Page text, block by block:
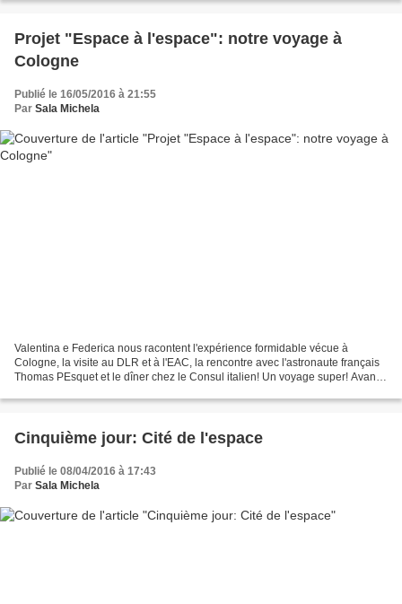
Projet "Espace à l'espace": notre voyage à
Cologne
Publié le 16/05/2016 à 21:55
Par Sala Michela
Valentina e Federica nous racontent l'expérience formidable vécue à
Cologne, la visite au DLR et à l'EAC, la rencontre avec l'astronaute français
Thomas PEsquet et le dîner chez le Consul italien! Un voyage super! Avant
Cinquième jour: Cité de l'espace
Publié le 08/04/2016 à 17:43
Par Sala Michela